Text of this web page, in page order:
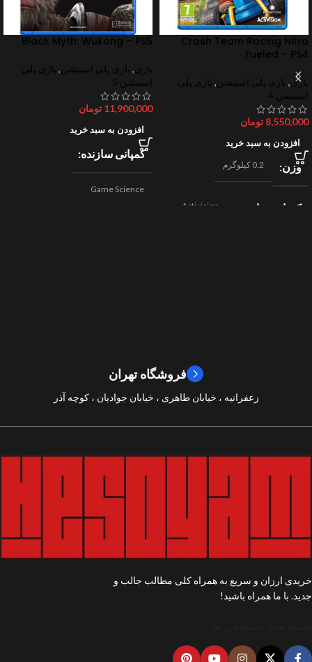
Crash Team Racing Nitro
Fueled – PS4
بازی, بازی پلی استیشن , بازی پلی
استیشن 4
8,550,000 تومان
افزودن به سبد خرید
وزن 0.2 کیلوگرم
کمپانی سازنده
Activision
Black Myth: Wukong – PS5
بازی, بازی پلی استیشن , بازی پلی
استیشن 5
11,900,000 تومان
افزودن به سبد خرید
کمپانی سازنده
Game Science
فروشگاه تهران
زعفرانیه ، خیابان طاهری ، خیابان جوادیان ، کوچه آذر
خریدی ارزان و سریع به همراه کلی مطالب جالب و
جدید. با ما همراه باشید!